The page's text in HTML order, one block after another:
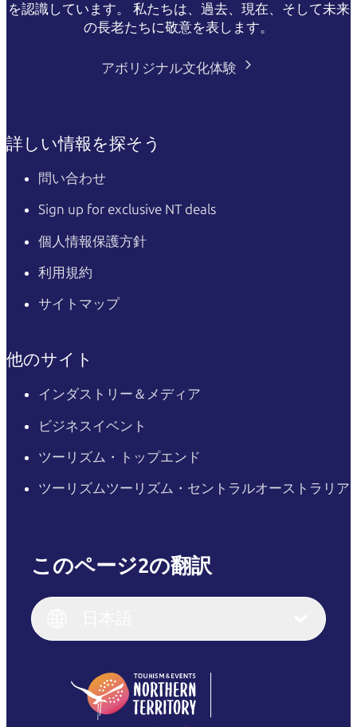
を認識しています。 私たちは、過去、現在、そして未来
の長老たちに敬意を表します。
アボリジナル文化体験
詳しい情報を探そう
問い合わせ
Sign up for exclusive NT deals
個人情報保護方針
利用規約
サイトマップ
他のサイト
インダストリー＆メディア
ビジネスイベント
ツーリズム・トップエンド
ツーリズムツーリズム・セントラルオーストラリア
このページ2の翻訳
English (US)
English
(Singapore)
繁體中文